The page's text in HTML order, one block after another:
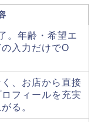
。年齢・希望エ
入力だけでO
、お店から直接
フィールを充実
る。